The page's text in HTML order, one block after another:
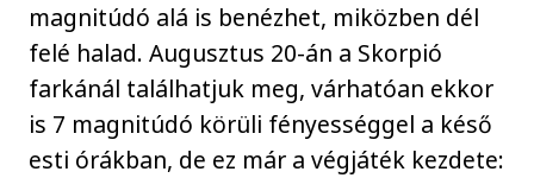
magnitúdó alá is benézhet, miközben dél
felé halad. Augusztus 20-án a Skorpió
farkánál találhatjuk meg, várhatóan ekkor
is 7 magnitúdó körüli fényességgel a késő
esti órákban, de ez már a végjáték kezdete: